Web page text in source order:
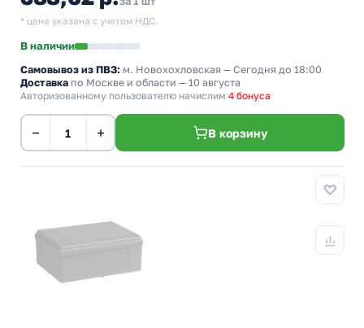
* цена указана с учетом НДС.
В наличии
Самовывоз из ПВЗ: м. Новохохловская — Сегодня до 18:00
Доставка по Москве и области — 10 августа
Авторизованному пользователю начислим 4 бонуса
− + В корзину